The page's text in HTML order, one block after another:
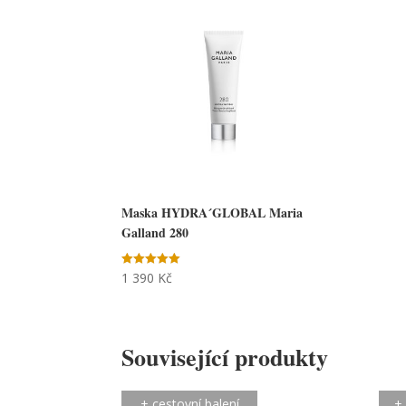
Maska HYDRA´GLOBAL Maria
Galland 280
Hodnocení
5.00
1 390 Kč
Související produkty